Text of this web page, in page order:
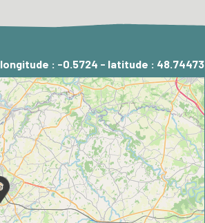
longitude : -0.5724 - latitude : 48.74473